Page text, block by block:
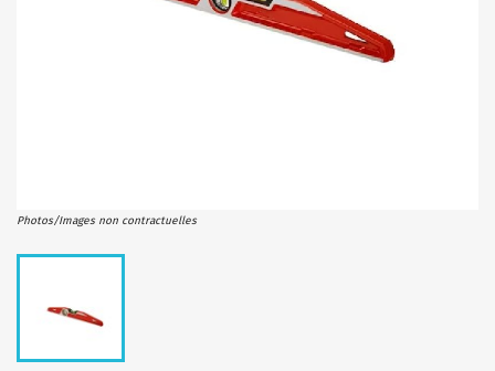
Photos/Images non contractuelles